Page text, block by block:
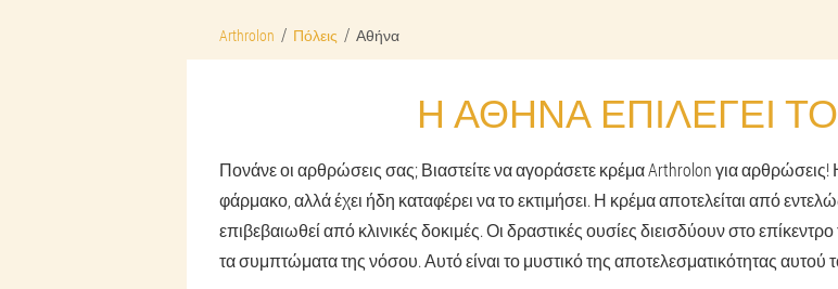
Arthrolon Πόλεις Αθήνα
Η ΑΘΉΝΑ ΕΠΙΛΈΓΕΙ ΤΟ
Πονάνε οι αρθρώσεις σας; Βιαστείτε να αγοράσετε κρέμα Arthrolon για
φάρμακο, αλλά έχει ήδη καταφέρει να το εκτιμήσει. Η κρέμα αποτελείται από
επιβεβαιωθεί από κλινικές δοκιμές. Οι δραστικές ουσίες διεισδύουν στο
τα συμπτώματα της νόσου. Αυτό είναι το μυστικό της αποτελεσματικότητας αυτού